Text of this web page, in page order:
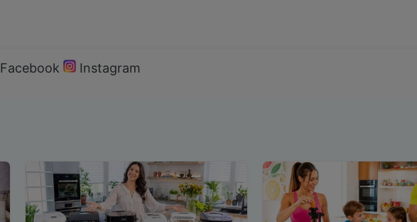
Facebook Instagram